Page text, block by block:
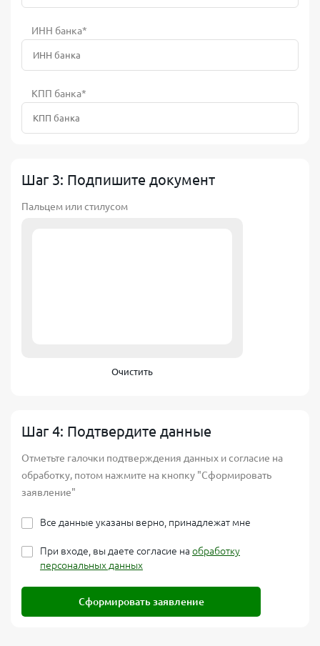
ИНН банка*
КПП банка*
Шаг 3: Подпишите документ
Пальцем или стилусом
Очистить
Шаг 4: Подтвердите данные
Отметьте галочки подтверждения данных и согласие на
обработку, потом нажмите на кнопку "Сформировать
заявление"
Все данные указаны верно, принадлежат мне
При входе, вы даете согласие на обработку
персональных данных
Сформировать заявление